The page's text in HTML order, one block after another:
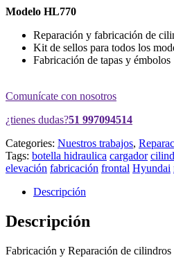
Modelo HL770
Reparación y fabricación de
Kit de sellos para todos los
Fabricación de tapas y émbolos
Comunícate con nosotros
¿tienes dudas?51 997094514
Categories: Nuestros trabajos,
Tags: botella hidraulica cargador
elevación fabricación frontal Hyundai
Descripción
Descripción
Fabricación y Reparación de cilindros